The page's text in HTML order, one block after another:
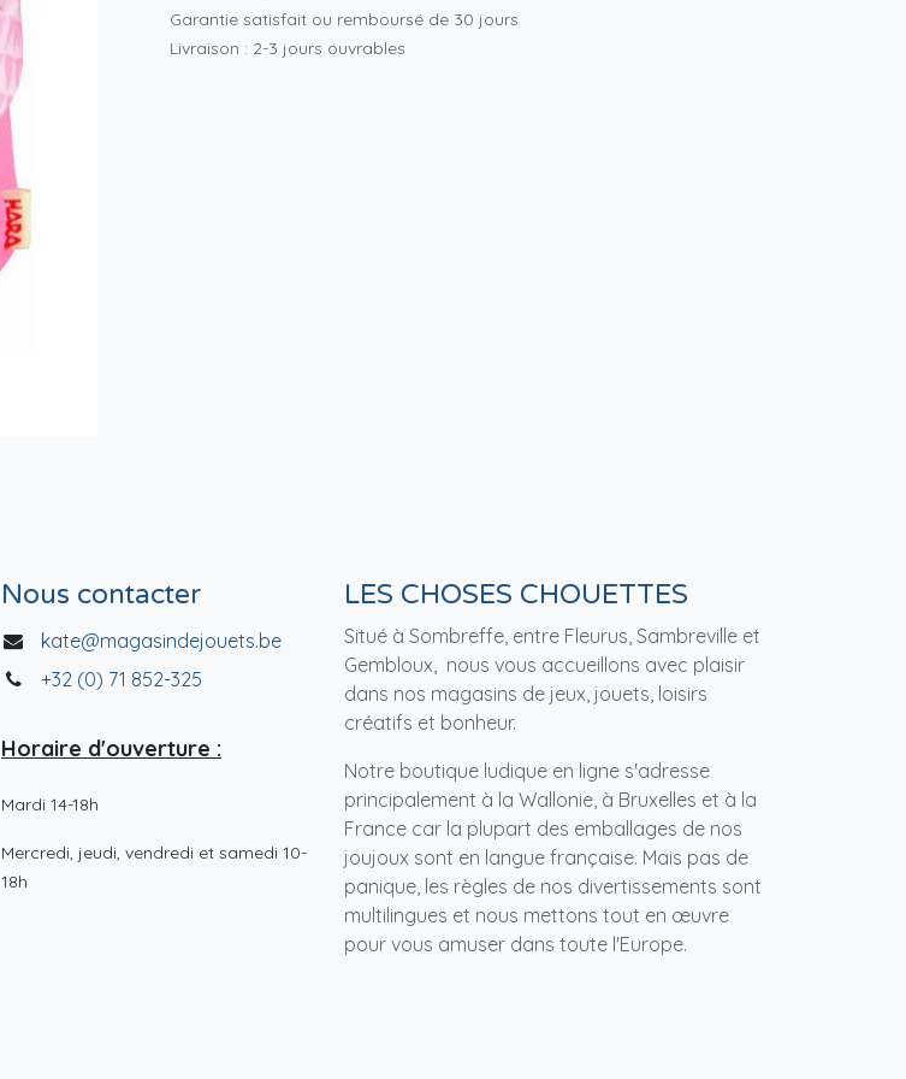
Garantie satisfait ou remboursé de 30 jours
Livraison : 2-3 jours ouvrables
Nous contacter
kate@magasindejouets.be
+32 (0) 71 852-325
Horaire d'ouverture :
Mardi 14-18h
Mercredi, jeudi, vendredi et samedi 10-
18h
LES CHOSES CHOUETTES
Situé à Sombreffe, entre Fleurus, Sambreville et
Gembloux, nous vous accueillons avec plaisir
dans nos magasins de jeux, jouets, loisirs
créatifs et bonheur.
Notre boutique ludique en ligne s'adresse
principalement à la Wallonie, à Bruxelles et à la
France car la plupart des emballages de nos
joujoux sont en langue française. Mais pas de
panique, les règles de nos divertissements sont
multilingues et nous mettons tout en œuvre
pour vous amuser dans toute l'Europe.